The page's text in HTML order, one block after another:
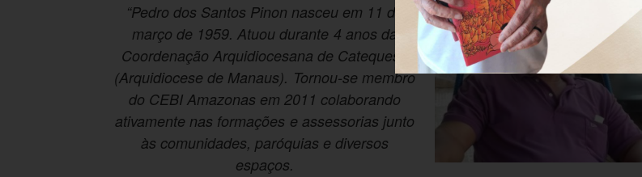
“Pedro dos Santos Pinon nasceu em 11 de
março de 1959. Atuou durante 4 anos da
Coordenação Arquidiocesana de Catequese
(Arquidiocese de Manaus). Tornou-se membro
do CEBI Amazonas em 2011 colaborando
ativamente nas formações e assessorias junto
às comunidades, paróquias e diversos
espaços.